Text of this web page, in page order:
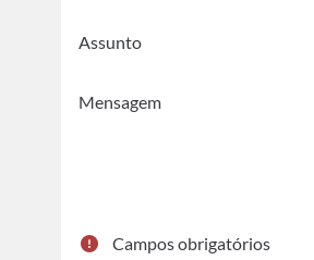
Assunto
Mensagem
Campos obrigatórios